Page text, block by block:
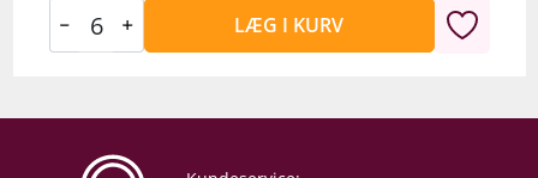
LÆG I KURV